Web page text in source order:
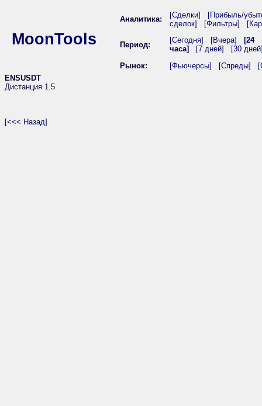
MoonTools
Аналитика: [Сделки]
[Прибыль/
сделок]
[Фильтры]
Период:
[Сегодня] [Вчера]
[24
часа]
[7 дней]
[30
Рынок:
[Фьючерсы] [Спреды]
ENSUSDT
Дистанция 1.5
[<<< Назад]